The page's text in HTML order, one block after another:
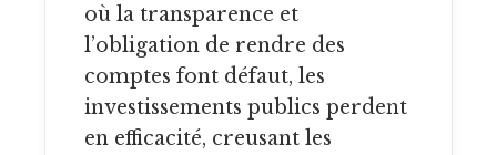
où la transparence et
l’obligation de rendre des
comptes font défaut, les
investissements publics perdent
en efficacité, creusant les